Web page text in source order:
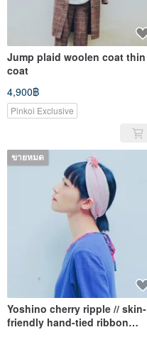
Jump plaid woolen coat thin
coat
4,900฿
Pinkoi Exclusive
ขายหมด
Yoshino cherry ripple // skin-
friendly hand-tied ribbon